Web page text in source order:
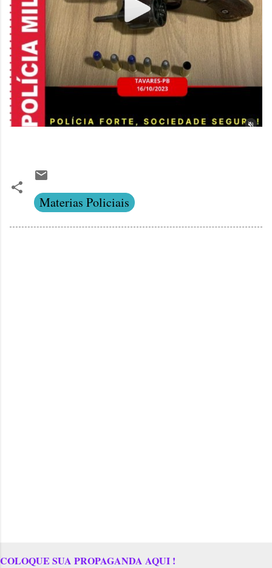
Materias Policiais
COLOQUE SUA PROPAGANDA AQUI !